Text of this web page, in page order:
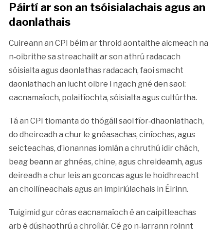
Páirtí ar son an tsóisialachais agus an
daonlathais
Cuireann an CPI béim ar throid aontaithe aicmeach na
n‑oibrithe sa streachailt ar son athrú radacach
sóisialta agus daonlathas radacach, faoi smacht
daonlathach an lucht oibre i ngach gné den saol:
eacnamaíoch, polaitíochta, sóisialta agus cultúrtha.
Tá an CPI tiomanta do thógáil saol fíor‑dhaonlathach,
do dheireadh a chur le gnéasachas, ciníochas, agus
seicteachas, d’ionannas iomlán a chruthú idir chách,
beag beann ar ghnéas, chine, agus chreideamh, agus
deireadh a chur leis an gconcas agus le hoidhreacht
an choilíneachais agus an impiriúlachais in Éirinn.
Tuigimid gur córas eacnamaíoch é an caipitleachas
arb é dúshaothrú a chroílár. Cé go n‑iarrann roinnt